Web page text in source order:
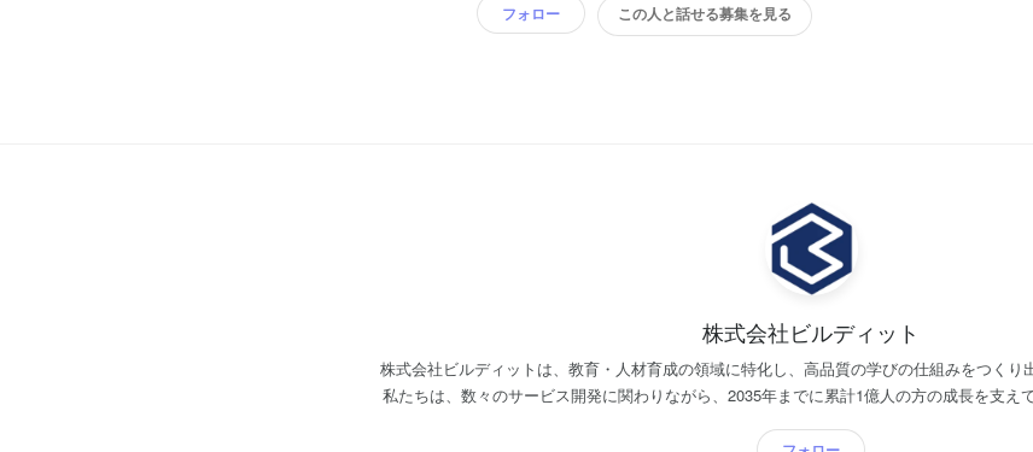
フォロー この人と話せる募集を見る
株式会社ビルディット
株式会社ビルディットは、教育・人材育成の領域に特化し、高品質の学びの仕組みをつくり
私たちは、数々のサービス開発に関わりながら、2035年までに累計1億人の方の成長を支え
けて、高品質なデザインとエンジニアリングのサービスを提供し、良質な学びが増える仕組